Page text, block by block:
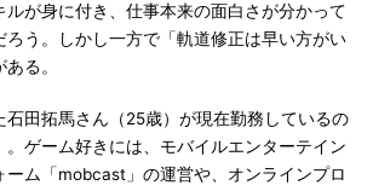
ルが身に付き、仕事本来の面白さが分かって
ろう。しかし一方で「軌道修正は早い方がい
る。
田拓馬さん（25歳）が現在勤務しているの
。ゲーム好きには、モバイルエンターテイン
ーム「mobcast」の運営や、オンラインプロ